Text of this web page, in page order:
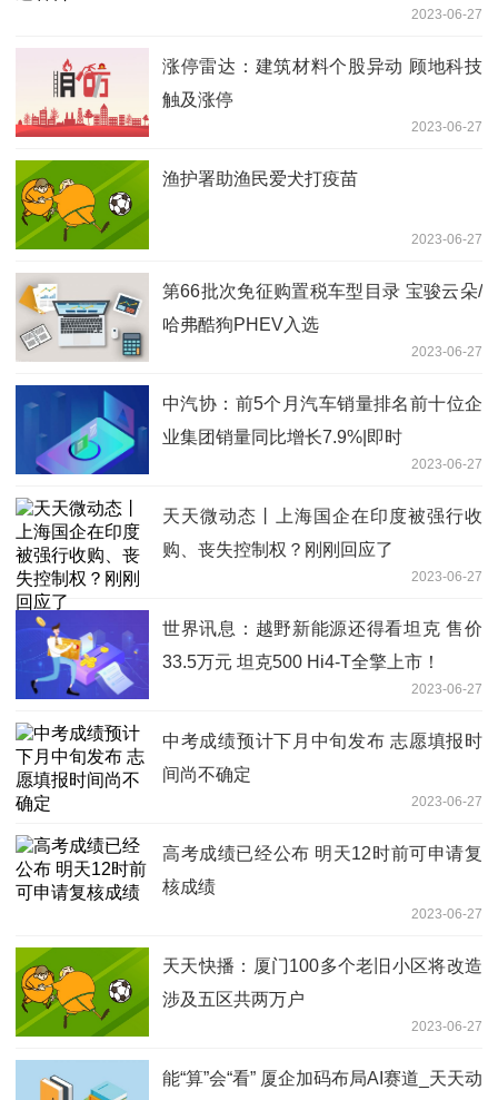
2023-06-27
涨停雷达：建筑材料个股异动 顾地科技
触及涨停
2023-06-27
渔护署助渔民爱犬打疫苗
2023-06-27
第66批次免征购置税车型目录 宝骏云朵/
哈弗酷狗PHEV入选
2023-06-27
中汽协：前5个月汽车销量排名前十位企
业集团销量同比增长7.9%|即时
2023-06-27
天天微动态丨上海国企在印度被强行收
购、丧失控制权？刚刚回应了
2023-06-27
世界讯息：越野新能源还得看坦克 售价
33.5万元 坦克500 Hi4-T全擎上市！
2023-06-27
中考成绩预计下月中旬发布 志愿填报时
间尚不确定
2023-06-27
高考成绩已经公布 明天12时前可申请复
核成绩
2023-06-27
天天快播：厦门100多个老旧小区将改造
涉及五区共两万户
2023-06-27
能“算”会“看” 厦企加码布局AI赛道_天天动